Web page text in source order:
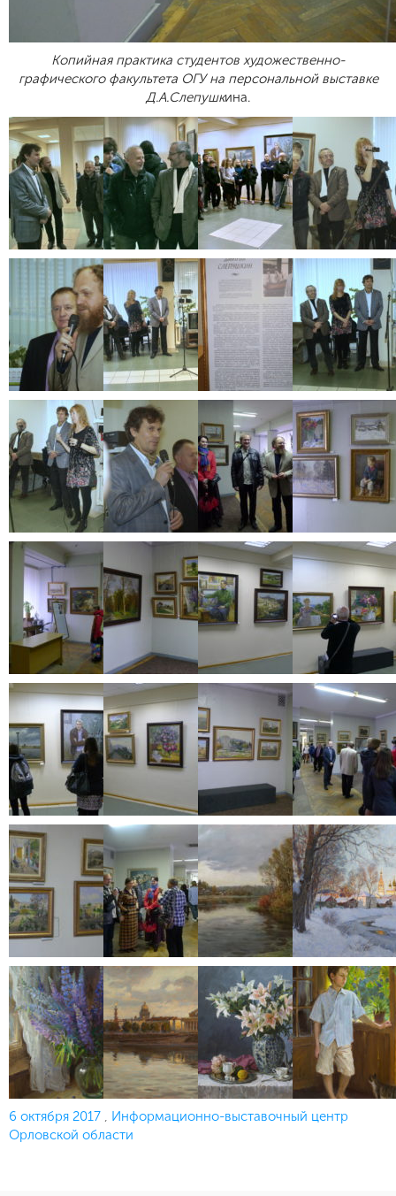
Копийная практика студентов художественно-
графического факультета ОГУ на персональной выставке
Д.А.Слепушкина.
Опубликовано
6 октября 2017
Информационно-выставочный центр
Орловской области